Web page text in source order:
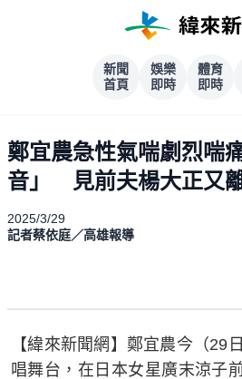
新聞
首頁
娛樂
即時
體育
即時
鄭宜農急性氣喘劇烈喘
音」 見前夫楊大正又
2025/3/29
記者蔡依庭／高雄報導
【緯來新聞網】鄭宜農今（29
唱舞台，在日本女星廣末涼子